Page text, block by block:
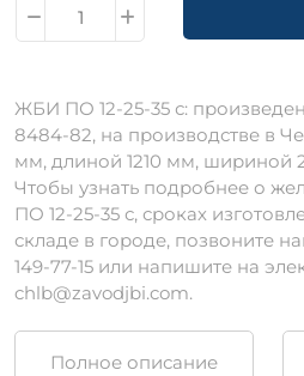
ЖБИ ПО 12-25-35 с:
8484-82, на производстве в
мм, длиной 1210 мм, шириной
Чтобы узнать подробнее о
ПО 12-25-35 с, сроках
складе в городе, позвоните
149-77-15 или напишите на
chlb@zavodjbi.com.
Полное описание